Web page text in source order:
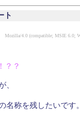
ト
Mozilla/4.0 (compatible; MSIE 6.0;
？？
、
名称を残したいです